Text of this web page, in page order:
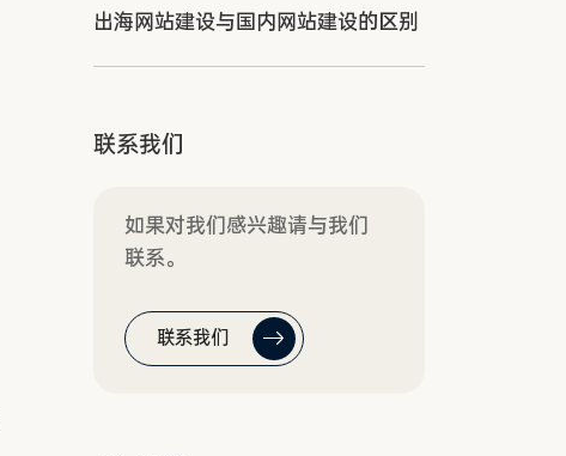
出海网站建设与国内网站建设的区别
联系我们
如果对我们感兴趣请与我们
联系。
联系我们